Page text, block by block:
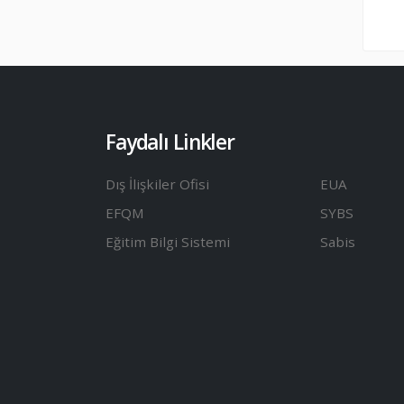
Faydalı Linkler
Dış İlişkiler Ofisi
EUA
EFQM
SYBS
Eğitim Bilgi Sistemi
Sabis